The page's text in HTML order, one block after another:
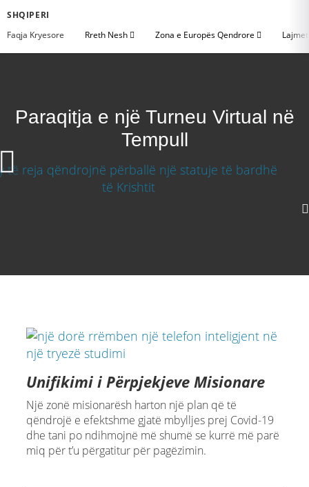
SHQIPERI
Faqja Kryesore
Rreth Nesh Zona e Europës Qendrore
Paraqitja e një Turneu Virtual në
Tempull
Unifikimi i Përpjekjeve Misionare
Një zonë misionarësh harton një plan që të
qëndrojë e efektshme gjatë mbylljes prej Covid-19
dhe tani po ndihmojnë më shumë se kurrë më parë
miq për t’u përgatitur për pagëzimin.